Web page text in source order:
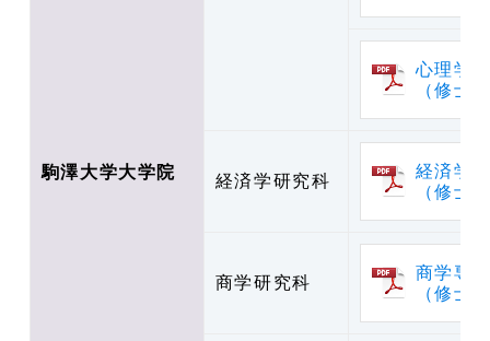
駒澤大学大学院
心理学
（修士
経済学研究科
経済学
（修士
商学研究科
商学専
（修士